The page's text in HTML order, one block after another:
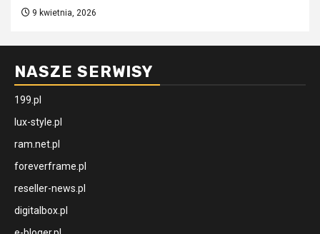
9 kwietnia, 2026
NASZE SERWISY
199.pl
lux-style.pl
ram.net.pl
foreverframe.pl
reseller-news.pl
digitalbox.pl